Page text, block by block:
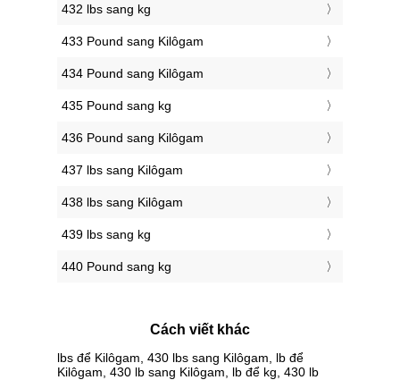
432 lbs sang kg
433 Pound sang Kilôgam
434 Pound sang Kilôgam
435 Pound sang kg
436 Pound sang Kilôgam
437 lbs sang Kilôgam
438 lbs sang Kilôgam
439 lbs sang kg
440 Pound sang kg
Cách viết khác
lbs để Kilôgam, 430 lbs sang Kilôgam, lb để
Kilôgam, 430 lb sang Kilôgam, lb để kg, 430 lb